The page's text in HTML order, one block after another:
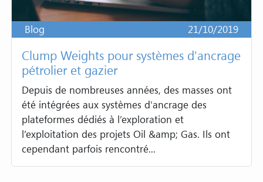
Blog 21/10/2019
Clump Weights pour systèmes d'ancrage
pétrolier et gazier
Depuis de nombreuses années, des masses ont
été intégrées aux systèmes d'ancrage des
plateformes dédiés à l’exploration et
l’exploitation des projets Oil &amp; Gas. Ils ont
cependant parfois rencontré...